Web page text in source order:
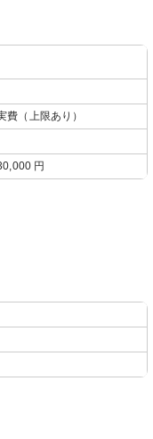
費（上限あり）
円